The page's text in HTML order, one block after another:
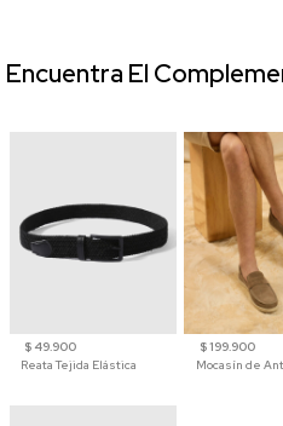
$ 49.900
Reata Tejida Elástica
$ 199.900
Encuentra El